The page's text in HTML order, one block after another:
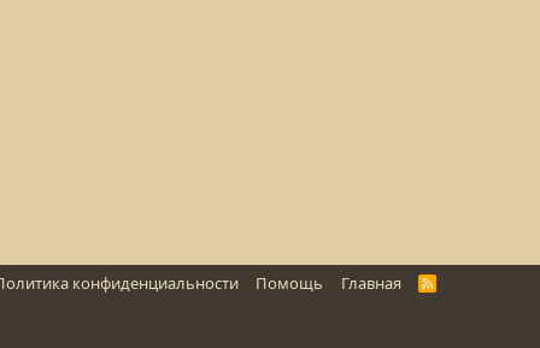
конфиденциальности Помощь Главная
R